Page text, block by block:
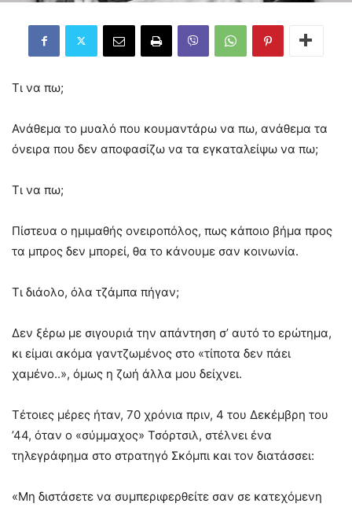
Τι να πω;
Ανάθεμα το μυαλό που κουμαντάρω να πω, ανάθεμα τα
όνειρα που δεν αποφασίζω να τα εγκαταλείψω να πω;
Τι να πω;
Πίστευα ο ημιμαθής ονειροπόλος, πως κάποιο βήμα προς
τα μπρος δεν μπορεί, θα το κάνουμε σαν κοινωνία.
Τι διάολο, όλα τζάμπα πήγαν;
Δεν ξέρω με σιγουριά την απάντηση σ’ αυτό το ερώτημα,
κι είμαι ακόμα γαντζωμένος στο «τίποτα δεν πάει
χαμένο..», όμως η ζωή άλλα μου δείχνει.
Τέτοιες μέρες ήταν, 70 χρόνια πριν, 4 του Δεκέμβρη του
’44, όταν ο «σύμμαχος» Τσόρτσιλ, στέλνει ένα
τηλεγράφημα στο στρατηγό Σκόμπι και τον διατάσσει:
«Μη διστάσετε να συμπεριφερθείτε σαν σε κατεχόμενη